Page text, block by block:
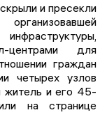
и пресекли
центрами для
граждан
четырех узлов
житель и его 45-
на странице